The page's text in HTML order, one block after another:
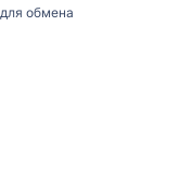
обмена